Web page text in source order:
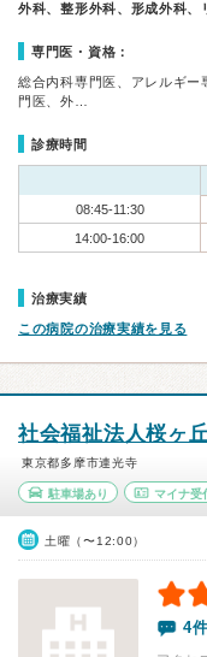
外科、整形外科、形成外科
専門医・資格：
総合内科専門医、アレルギ
門医、外…
診療時間
08:45-11:30
14:00-16:00
治療実績
この病院の治療実績を見る
社会福祉法人桜ヶ
東京都多摩市連光寺
駐車場あり マイナ受
土曜（〜12:00）
4件